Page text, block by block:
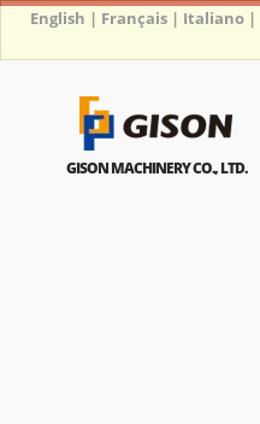
GISON MACHINERY CO., LTD.
English | Français | Italiano |